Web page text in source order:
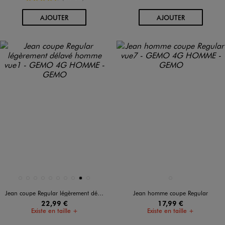
AJOUTERAU PANIER AJOUTERAU PANIER
Disponible en 10 coloris
DOUBLE STONE
GRIS CLAIR
NOIR
Jean coupe Regular légèrement délavé homme
22,99 €
Existe en taille +
Jean homme coupe Regular
17,99 €
Existe en taille +